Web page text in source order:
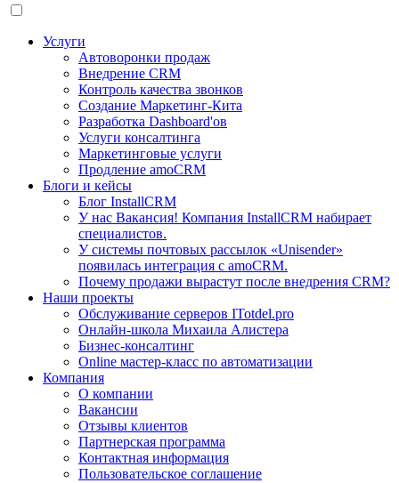
Услуги
Автоворонки продаж
Внедрение CRM
Контроль качества звонков
Создание Маркетинг-Кита
Разработка Dashboard'ов
Услуги консалтинга
Маркетинговые услуги
Продление amoCRM
Блоги и кейсы
Блог InstallCRM
У нас Вакансия! Компания InstallCRM набирает
специалистов.
У системы почтовых рассылок «Unisender»
появилась интеграция с amoCRM.
Почему продажи вырастут после внедрения CRM?
Наши проекты
Обслуживание серверов ITotdel.pro
Онлайн-школа Михаила Алистера
Бизнес-консалтинг
Online мастер-класс по автоматизации
Компания
О компании
Вакансии
Отзывы клиентов
Партнерская программа
Контактная информация
Пользовательское соглашение